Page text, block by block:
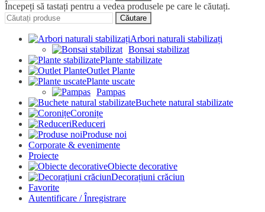
Începeți să tastați pentru a vedea produsele pe care le căutați.
Căutare
Arbori naturali stabilizați
Bonsai stabilizat
Plante stabilizate
Outlet Plante
Plante uscate
Pampas
Buchete natural stabilizate
Coronițe
Reduceri
Produse noi
Corporate & evenimente
Proiecte
Obiecte decorative
Decorațiuni crăciun
Favorite
Autentificare / Înregistrare